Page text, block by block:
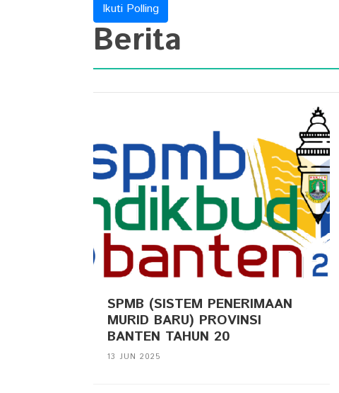
Ikuti Polling
Berita
SPMB (SISTEM PENERIMAAN
MURID BARU) PROVINSI
BANTEN TAHUN 20
13 JUN 2025